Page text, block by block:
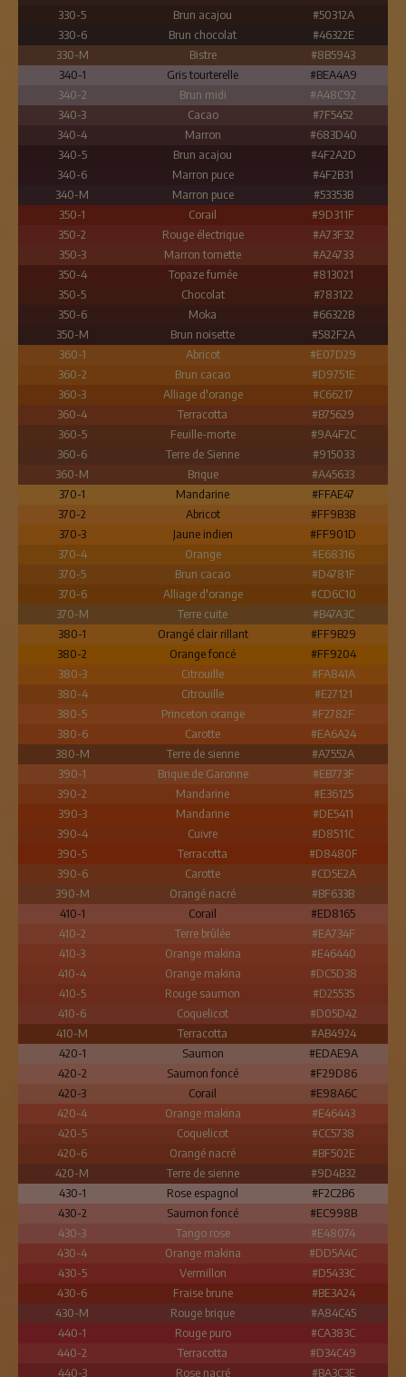
330-5
Brun acajou
#50312A
330-6
Brun chocolat
#46322E
330-M
Bistre
#8B5943
340-1
Gris tourterelle
#BEA4A9
340-2
Brun midi
#A48C92
340-3
Cacao
#7F5452
340-4
Marron
#683D40
340-5
Brun acajou
#4F2A2D
340-6
Marron puce
#4F2B31
340-M
Marron puce
#53353B
350-1
Corail
#9D311F
350-2
Rouge électrique
#A73F32
350-3
Marron tomette
#A24733
350-4
Topaze fumée
#813021
350-5
Chocolat
#783122
350-6
Moka
#66322B
350-M
Brun noisette
#582F2A
360-1
Abricot
#E07D29
360-2
Brun cacao
#D9751E
360-3
Alliage d'orange
#C66217
360-4
Terracotta
#B75629
360-5
Feuille-morte
#9A4F2C
360-6
Terre de Sienne
#915033
360-M
Brique
#A45633
370-1
Mandarine
#FFAE47
370-2
Abricot
#FF9B38
370-3
Jaune indien
#FF901D
370-4
Orange
#E68316
370-5
Brun cacao
#D4781F
370-6
Alliage d'orange
#CD6C10
370-M
Terre cuite
#B47A3C
380-1
Orangé clair rillant
#FF9B29
380-2
Orange foncé
#FF9204
380-3
Citrouille
#FA841A
380-4
Citrouille
#E27121
380-5
Princeton orange
#F2782F
380-6
Carotte
#EA6A24
380-M
Terre de sienne
#A7552A
390-1
Brique de Garonne
#EB773F
390-2
Mandarine
#E36125
390-3
Mandarine
#DE5411
390-4
Cuivre
#D8511C
390-5
Terracotta
#D8480F
390-6
Carotte
#CD5E2A
390-M
Orangé nacré
#BF633B
410-1
Corail
#ED8165
410-2
Terre brûlée
#EA734F
410-3
Orange makina
#E46440
410-4
Orange makina
#DC5D38
410-5
Rouge saumon
#D25535
410-6
Coquelicot
#D05D42
410-M
Terracotta
#AB4924
420-1
Saumon
#EDAE9A
420-2
Saumon foncé
#F29D86
420-3
Corail
#E98A6C
420-4
Orange makina
#E46443
420-5
Coquelicot
#CC5738
420-6
Orangé nacré
#BF502E
420-M
Terre de sienne
#9D4B32
430-1
Rose espagnol
#F2C2B6
430-2
Saumon foncé
#EC998B
430-3
Tango rose
#E48074
430-4
Orange makina
#DD5A4C
430-5
Vermillon
#D5433C
430-6
Fraise brune
#BE3A24
430-M
Rouge brique
#A84C45
440-1
Rouge puro
#CA383C
440-2
Terracotta
#D34C49
440-3
Rose nacré #BA3C3E